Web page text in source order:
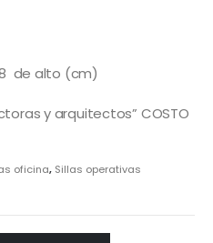
de alto (cm)
y arquitectos” COSTO
oficina, Sillas operativas